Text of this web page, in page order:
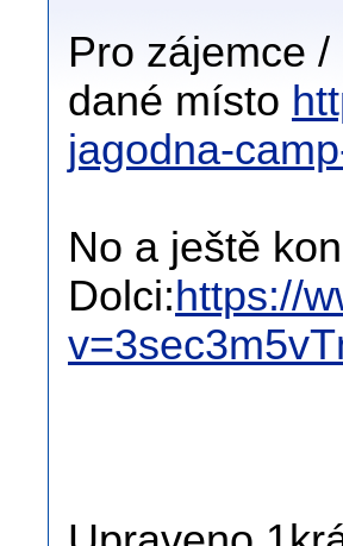
Pro zájemce
dané místo
jagodna-
No a ještě
Dolci: https://